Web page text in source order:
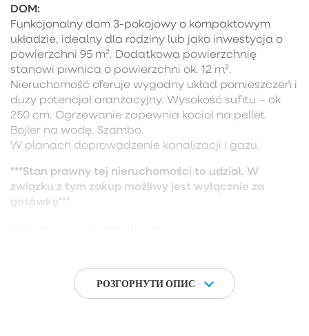
DOM:
Funkcjonalny dom 3-pokojowy o kompaktowym
układzie, idealny dla rodziny lub jako inwestycja o
powierzchni 95 m². Dodatkowa powierzchnię
stanowi piwnica o powierzchni ok. 12 m².
Nieruchomość oferuje wygodny układ pomieszczeń i
duży potencjał aranżacyjny. Wysokość sufitu – ok
250 cm. Ogrzewanie zapewnia kocioł na pellet.
Bojler na wodę. Szambo.
W planach doprowadzenie kanalizacji i gazu.
***Stan prawny tej nieruchomości to udział. W
związku z tym zakup możliwy jest wyłącznie za
gotówkę***
РОЗГОРНУТИ ОПИС